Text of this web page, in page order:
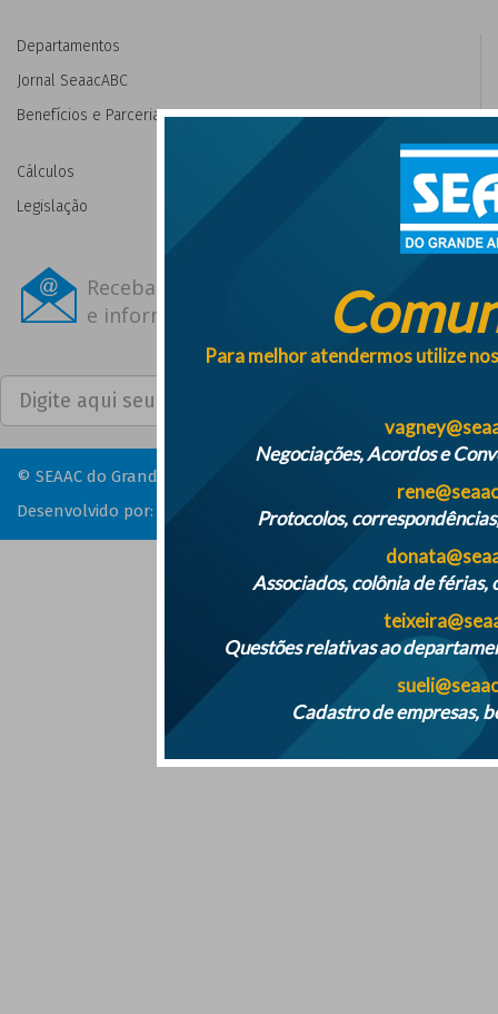
Para melhor atendermos utilize
Negociações, Acordos e
Protocolos,
Associados, colônia de férias,
Questões relativas ao
Cadastro de empresas,
Departamentos
Jornal SeaacABC
Benefícios e Parcerias
Cálculos
Legislação
Receba novidades
e informações por e-mail
© SEAAC do Grande ABC e Região – 2026
Desenvolvido por:
Sarro Comunicação Digital